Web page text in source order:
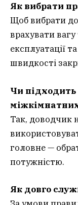
Як вибрати
Щоб вибрати
врахувати
експлуатації
швидкості
Чи
Так, доводчик
головне —
потужністю.
Як довго